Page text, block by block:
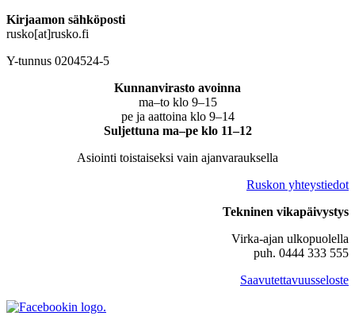
Kirjaamon sähköposti
rusko[at]rusko.fi
Y-tunnus 0204524-5
Kunnanvirasto avoinna
ma–to klo 9–15
pe ja aattoina klo 9–14
Suljettuna ma–pe klo 11–12
Asiointi toistaiseksi vain ajanvarauksella
Ruskon yhteystiedot
Tekninen vikapäivystys
Virka-ajan ulkopuolella
puh. 0444 333 555
Saavutettavuusseloste